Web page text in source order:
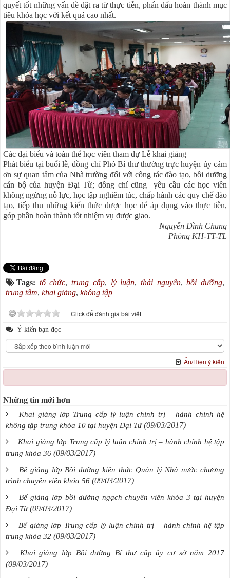
quyết tốt những vấn đề đặt ra từ thực tiễn, phấn đấu hoàn thành mục
tiêu khóa học với kết quả cao nhất.
Các đại biểu và toàn thể học viên tham dự Lễ khai giảng
Phát biểu tại buổi lễ, đồng chí Phó Bí thư thường trực huyện ủy cảm
ơn sự quan tâm của Nhà trường đối với công tác đào tạo, bồi dưỡng
cán bộ của huyện Đại Từ; đồng chí cũng yêu cầu các học viên
không ngừng nỗ lực, học tập nghiêm túc, chấp hành các quy chế đào
tạo, tiếp thu những kiến thức được học để áp dụng vào thực tiễn,
góp phần hoàn thành tốt nhiệm vụ được giao.
Nguyễn Đình Chung
Phòng KH-TT-TL
Tags: tổ chức,trung cấp, lý luận, thái nguyên,bồi dưỡng,
trung tâm, khai giảng, không tập
Click để đánh giá bài viết
Ý kiến bạn đọc
Ẩn/Hiện ý kiến
Những tin mới hơn
Khai giảng lớp Trung cấp lý luận chính trị – hành chính hệ
không tập trung khóa 10 tại huyện Đại Từ (09/03/2017)
Khai giảng lớp Trung cấp lý luận chính trị – hành chính hệ tập
trung khóa 36 (09/03/2017)
Bế giảng lớp Bồi dưỡng kiến thức Quản lý Nhà nước chương
trình chuyên viên khóa 56 (09/03/2017)
Bế giảng lớp bồi dưỡng ngạch chuyên viên khóa 3 tại huyện
Đại Từ (09/03/2017)
Bế giảng lớp Trung cấp lý luận chính trị – hành chính hệ tập
trung khóa 32 (09/03/2017)
Khai giảng lớp Bồi dưỡng Bí thư cấp ủy cơ sở năm 2017
(09/03/2017)